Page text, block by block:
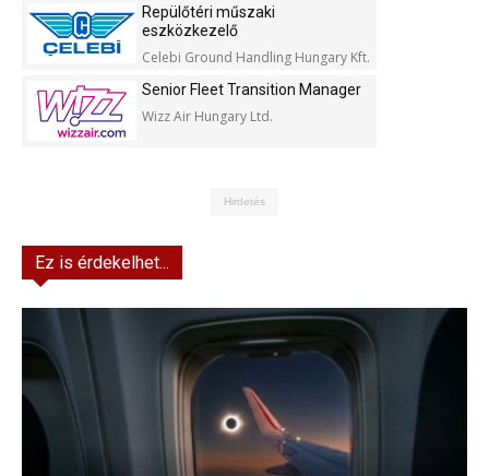
Repülőtéri műszaki
eszközkezelő
Celebi Ground Handling Hungary Kft.
Senior Fleet Transition Manager
Wizz Air Hungary Ltd.
Hirdetés
Ez is érdekelhet...